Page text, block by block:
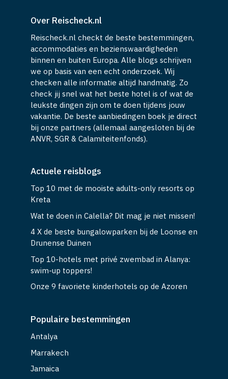
Over Reischeck.nl
Reischeck.nl checkt de beste bestemmingen,
accommodaties en bezienswaardigheden
binnen en buiten Europa. Alle blogs schrijven
we op basis van een echt onderzoek. Wij
checken alle informatie altijd handmatig. Zo
check jij snel wat het beste hotel is of wat de
leukste dingen zijn om te doen tijdens jouw
vakantie. De beste aanbiedingen boek je direct
bij onze partners (allemaal aangesloten bij de
ANVR, SGR & Calamiteitenfonds).
Actuele reisblogs
Top 10 met de mooiste adults-only resorts op
Kreta
Wat te doen in Calella? Dit mag je niet missen!
4 X de beste bungalowparken bij de Loonse en
Drunense Duinen
Top 10-hotels met privé zwembad in Alanya:
swim-up toppers!
Onze 9 favoriete kinderhotels op de Azoren
Populaire bestemmingen
Antalya
Marrakech
Jamaica